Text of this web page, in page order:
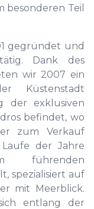
besonderen Teil
gegründet und
Dank des
wir 2007 ein
Küstenstadt
der exklusiven
befindet, wo
zum Verkauf
der Jahre
spezialisiert auf
mit Meerblick.
entlang der